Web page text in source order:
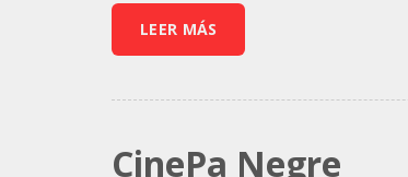
LEER MÁS
CinePa Negre